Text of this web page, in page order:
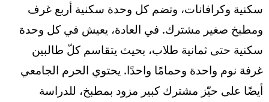
سكنية وكرافانات، وتضم كل وحدة سكنية أربع غرف
ومطبخ صغير مشترك. في العادة، يعيش في كل وحدة
سكنية حتى ثمانية طلاب، بحيث يتقاسم كلّ طالبين
غرفة نوم واحدة وحمامًا واحدًا. يحتوي الحرم الجامعي
أيضًا على حيّز مشترك كبير مزود بمطبخ، للدراسة